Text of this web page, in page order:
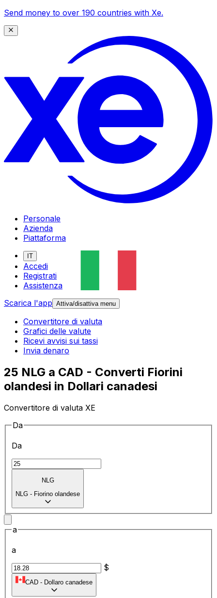
Send money to over 190 countries with Xe.
Personale
Azienda
Piattaforma
IT
Accedi
Registrati
Assistenza
Scarica l'app Attiva/disattiva menu
Convertitore di valuta
Grafici delle valute
Ricevi avvisi sui tassi
Invia denaro
25 NLG a CAD - Converti Fiorini
olandesi in Dollari canadesi
Convertitore di valuta XE
Da
Da
NLG
NLG - Fiorino olandese
a
a
$
CAD - Dollaro canadese